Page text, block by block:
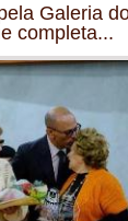
Galeria
completa...